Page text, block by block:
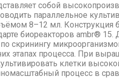
собой
параллельное
8–12 мл. Конструкция
биореакторов ambr®
скринингу
этапах процесса. При
клетки
процесс в